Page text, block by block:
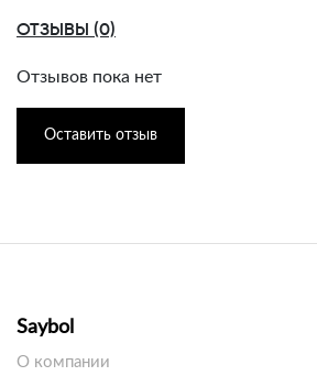
ОТЗЫВЫ (0)
Отзывов пока нет
Оставить отзыв
Saybol
О компании